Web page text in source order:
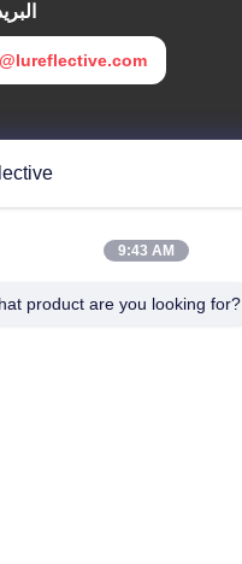
التكنولوجيا العالية،
9:43 AM
product are you looking for?